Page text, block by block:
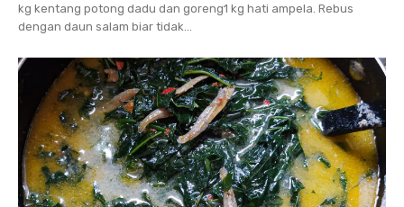
kg kentang potong dadu dan goreng1 kg hati ampela. Rebus
dengan daun salam biar tidak...